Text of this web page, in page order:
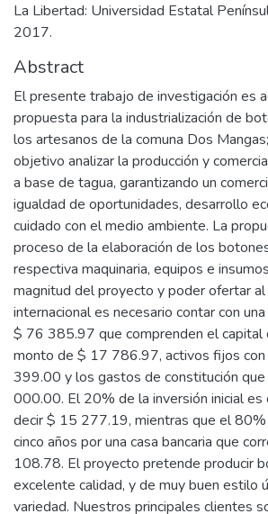
La Libertad: Universidad Estatal
2017.
Abstract
El presente trabajo de investigación es
propuesta para la industrialización de
los artesanos de la comuna Dos
objetivo analizar la producción y
a base de tagua, garantizando un
igualdad de oportunidades, desarrollo
cuidado con el medio ambiente. La
proceso de la elaboración de los
respectiva maquinaria, equipos e
magnitud del proyecto y poder ofertar al
internacional es necesario contar con
$ 76 385.97 que comprenden el capital
monto de $ 17 786.97, activos fijos
399.00 y los gastos de constitución
000.00. El 20% de la inversión inicial es
decir $ 15 277.19, mientras que el 80%
cinco años por una casa bancaria que
108.78. El proyecto pretende producir
excelente calidad, y de muy buen estilo
variedad. Nuestros principales clientes